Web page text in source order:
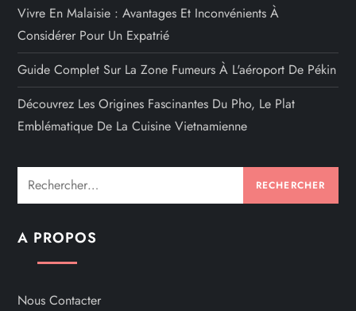
Vivre En Malaisie : Avantages Et Inconvénients À
Considérer Pour Un Expatrié
Guide Complet Sur La Zone Fumeurs À L'aéroport De Pékin
Découvrez Les Origines Fascinantes Du Pho, Le Plat
Emblématique De La Cuisine Vietnamienne
Rechercher :
A PROPOS
Nous Contacter